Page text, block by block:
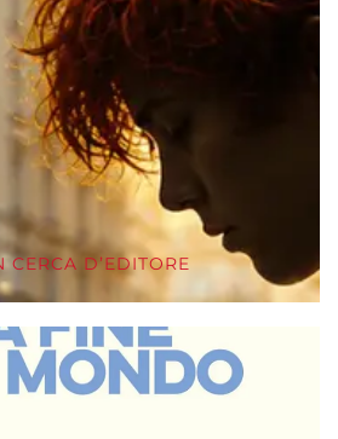
CERCA D’EDITORE